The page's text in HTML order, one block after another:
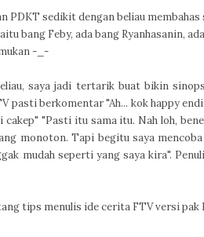
PDKT sedikit dengan beliau
bang Feby, ada bang Ryanhasanin,
-_-
saya jadi tertarik buat bikin
pasti berkomentar "Ah... kok happy
"Pasti itu sama itu. Nah loh,
monoton. Tapi begitu saya
mudah seperti yang saya kira".
tips menulis ide cerita FTV versi pak